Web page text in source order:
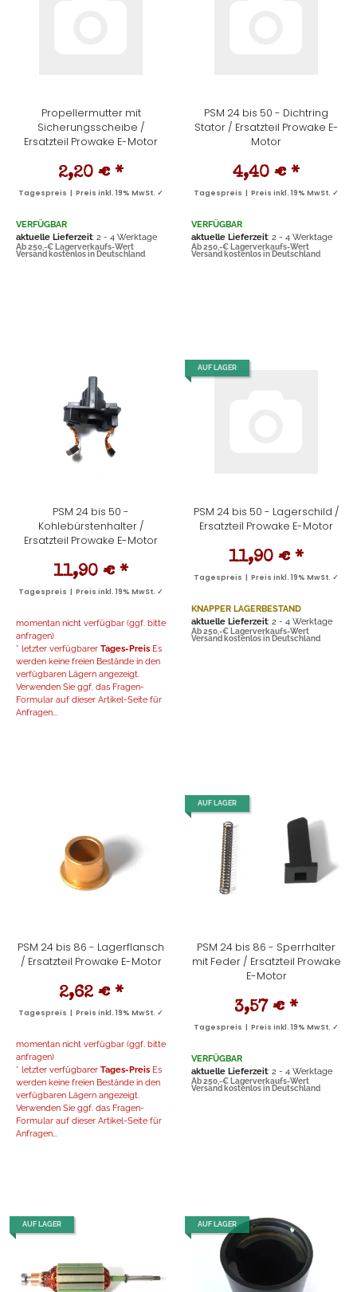
Propellermutter mit
Sicherungsscheibe /
Ersatzteil Prowake E-Motor
2,20 € *
Tagespreis | Preis inkl. 19% MwSt. ✓
VERFÜGBAR
aktuelle Lieferzeit: 2 - 4 Werktage
Ab 250,-€ Lagerverkaufs-Wert
Versand kostenlos in Deutschland
PSM 24 bis 50 - Dichtring
Stator / Ersatzteil Prowake E-
Motor
4,40 € *
Tagespreis | Preis inkl. 19% MwSt. ✓
VERFÜGBAR
aktuelle Lieferzeit: 2 - 4 Werktage
Ab 250,-€ Lagerverkaufs-Wert
Versand kostenlos in Deutschland
PSM 24 bis 50 -
Kohlebürstenhalter /
Ersatzteil Prowake E-Motor
11,90 € *
Tagespreis | Preis inkl. 19% MwSt. ✓
momentan nicht verfügbar (ggf. bitte
anfragen)
* letzter verfügbarer Tages-Preis Es
werden keine freien Bestände in den
verfügbaren Lägern angezeigt.
Verwenden Sie ggf. das Fragen-
Formular auf dieser Artikel-Seite für
Anfragen...
AUF LAGER
PSM 24 bis 50 - Lagerschild /
Ersatzteil Prowake E-Motor
11,90 € *
Tagespreis | Preis inkl. 19% MwSt. ✓
KNAPPER LAGERBESTAND
aktuelle Lieferzeit: 2 - 4 Werktage
Ab 250,-€ Lagerverkaufs-Wert
Versand kostenlos in Deutschland
PSM 24 bis 86 - Lagerflansch
/ Ersatzteil Prowake E-Motor
2,62 € *
Tagespreis | Preis inkl. 19% MwSt. ✓
momentan nicht verfügbar (ggf. bitte
anfragen)
* letzter verfügbarer Tages-Preis Es
werden keine freien Bestände in den
verfügbaren Lägern angezeigt.
Verwenden Sie ggf. das Fragen-
Formular auf dieser Artikel-Seite für
Anfragen...
AUF LAGER
PSM 24 bis 86 - Sperrhalter
mit Feder / Ersatzteil Prowake
E-Motor
3,57 € *
Tagespreis | Preis inkl. 19% MwSt. ✓
VERFÜGBAR
aktuelle Lieferzeit: 2 - 4 Werktage
Ab 250,-€ Lagerverkaufs-Wert
Versand kostenlos in Deutschland
AUF LAGER AUF LAGER